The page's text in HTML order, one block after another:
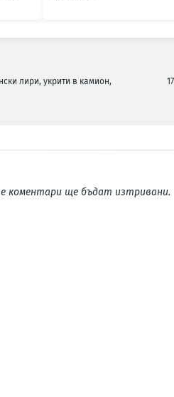
лири, укрити в камион,
коментари ще бъдат изтривани.